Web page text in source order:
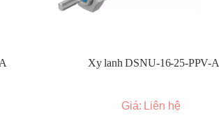
Xy lanh DSNU-16-25-PPV-A
Giá: Liên hệ